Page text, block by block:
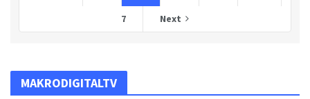
7 Next
MAKRODIGITALTV